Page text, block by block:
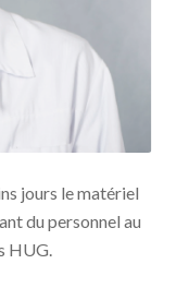
jours le matériel
du personnel au
HUG.